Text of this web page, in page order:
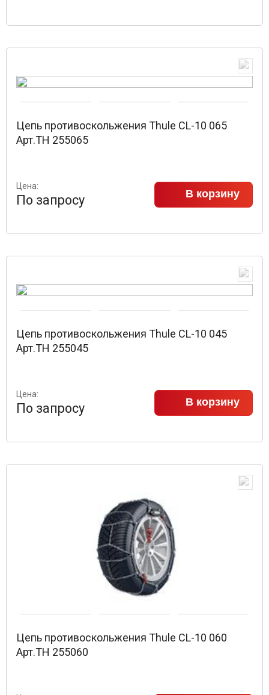
Цепь противоскольжения Thule CL-10 065
Арт.TH 255065
Цена:
По запросу В корзину
Цепь противоскольжения Thule CL-10 045
Арт.TH 255045
Цена:
По запросу В корзину
Цепь противоскольжения Thule CL-10 060
Арт.TH 255060